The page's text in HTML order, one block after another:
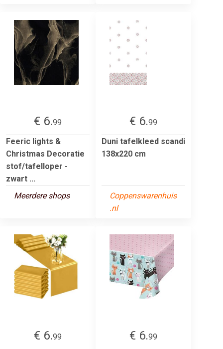
€ 6.99
Feeric lights &
Christmas Decoratie
stof/tafelloper -
zwart ...
Meerdere shops
€ 6.99
Duni tafelkleed scandi
138x220 cm
Coppenswarenhuis
.nl
€ 6.99
€ 6.99